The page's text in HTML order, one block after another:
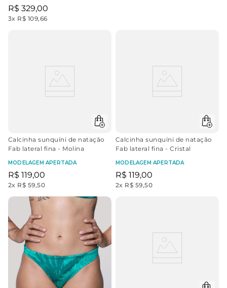
R$ 329,00
3x R$ 109,66
Calcinha sunquíni de natação
Fab lateral fina - Molina
MODELAGEM APERTADA
R$ 119,00
2x R$ 59,50
Calcinha sunquíni de natação
Fab lateral fina - Cristal
MODELAGEM APERTADA
R$ 119,00
2x R$ 59,50